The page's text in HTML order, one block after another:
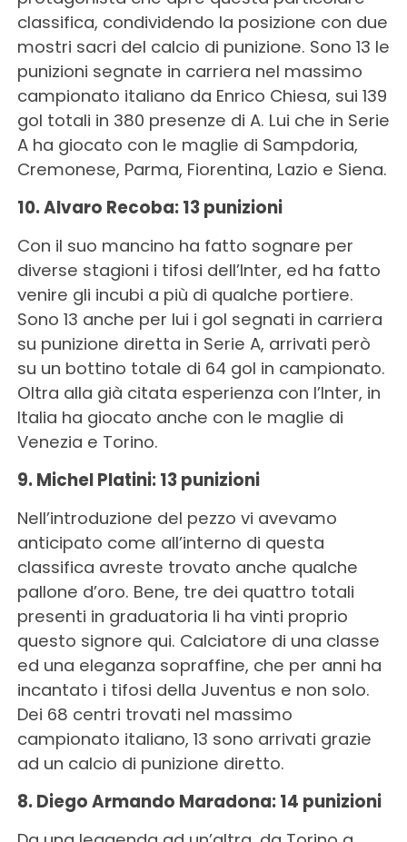
classifica, condividendo la posizione con due
mostri sacri del calcio di punizione. Sono 13 le
punizioni segnate in carriera nel massimo
campionato italiano da Enrico Chiesa, sui 139
gol totali in 380 presenze di A. Lui che in Serie
A ha giocato con le maglie di Sampdoria,
Cremonese, Parma, Fiorentina, Lazio e Siena.
10. Alvaro Recoba: 13 punizioni
Con il suo mancino ha fatto sognare per
diverse stagioni i tifosi dell’Inter, ed ha fatto
venire gli incubi a più di qualche portiere.
Sono 13 anche per lui i gol segnati in carriera
su punizione diretta in Serie A, arrivati però
su un bottino totale di 64 gol in campionato.
Oltra alla già citata esperienza con l’Inter, in
Italia ha giocato anche con le maglie di
Venezia e Torino.
9. Michel Platini: 13 punizioni
Nell’introduzione del pezzo vi avevamo
anticipato come all’interno di questa
classifica avreste trovato anche qualche
pallone d’oro. Bene, tre dei quattro totali
presenti in graduatoria li ha vinti proprio
questo signore qui. Calciatore di una classe
ed una eleganza sopraffine, che per anni ha
incantato i tifosi della Juventus e non solo.
Dei 68 centri trovati nel massimo
campionato italiano, 13 sono arrivati grazie
ad un calcio di punizione diretto.
8. Diego Armando Maradona: 14 punizioni